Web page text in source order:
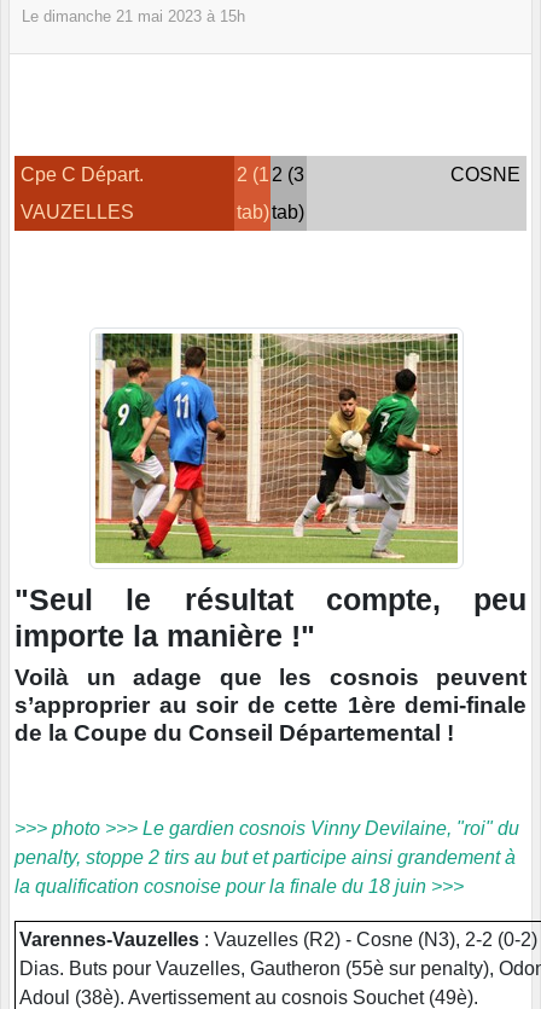
Le dimanche 21 mai 2023 à 15h
Cpe C Départ.
VAUZELLES
2 (1
tab)
2 (3
tab)
COSNE
"Seul le résultat compte, peu
importe la manière !"
Voilà un adage que les cosnois peuvent
s’approprier au soir de cette 1ère demi-finale
de la Coupe du Conseil Départemental !
>>> photo >>> Le gardien cosnois Vinny Devilaine, "roi" du
penalty, stoppe 2 tirs au but et participe ainsi grandement à
la qualification cosnoise pour la finale du 18 juin >>>
Varennes-Vauzelles : Vauzelles (R2) - Cosne (N3), 2-2 (0-
Dias. Buts pour Vauzelles, Gautheron (55è sur penalty),
Adoul (38è). Avertissement au cosnois Souchet (49è).